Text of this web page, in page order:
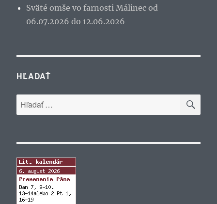
Sväté omše vo farnosti Málinec od
06.07.2026 do 12.06.2026
HĽADAŤ
Hľadať: